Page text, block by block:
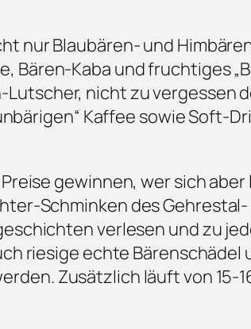
nur Blaubären- und
Bären-Kaba und fruchtiges
Lutscher, nicht zu vergessen
Kaffee sowie Soft-
gewinnen, wer sich aber
Schminken des Gehrestal-
verlesen und zu
riesige echte Bärenschädel
Zusätzlich läuft von 15-